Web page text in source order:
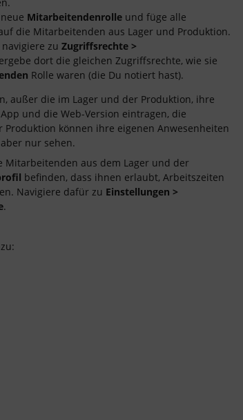
Mitarbeitendenrolle und füge alle
die Mitarbeitenden aus Lager und Produktion.
zu Zugriffsrechte >
dort die gleichen Zugriffsrechte, wie sie
Rolle waren (die Du notiert hast).
außer die im Lager und der Produktion, ihre
und die Web-Version eintragen, die
können ihre eigenen Anwesenheiten
nur sehen.
Mitarbeitenden aus dem Lager und der
befinden, dass ihnen erlaubt, Arbeitszeiten
Navigiere dafür zu Einstellungen >
.